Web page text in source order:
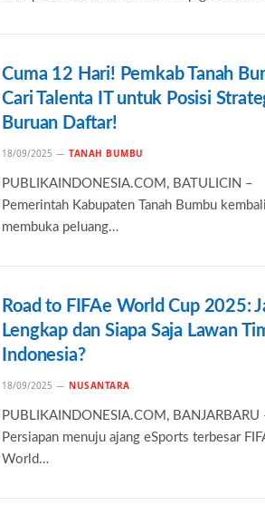
Cuma 12 Hari! Pemkab Tanah
Cari Talenta IT untuk Posisi
Buruan Daftar!
18/09/2025 TANAH BUMBU
PUBLIKAINDONESIA.COM, BATULICIN –
Pemerintah Kabupaten Tanah Bumbu kembali
membuka peluang…
Road to FIFAe World Cup 2025:
Lengkap dan Siapa Saja Lawan
Indonesia?
18/09/2025 NUSANTARA
PUBLIKAINDONESIA.COM, BANJARBARU
Persiapan menuju ajang eSports terbesar
World…